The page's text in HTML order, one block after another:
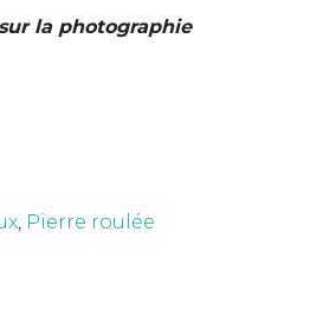
la photographie
, Pierre roulée